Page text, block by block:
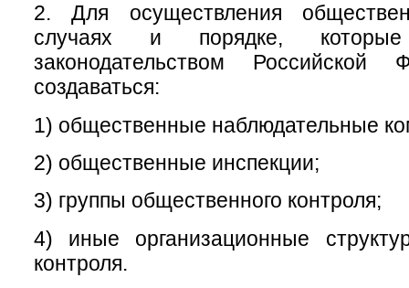
2. Для осуществления
случаях и порядке, которые
законодательством Российской
создаваться:
1) общественные наблюдательные
2) общественные инспекции;
3) группы общественного контроля;
4) иные организационные
контроля.